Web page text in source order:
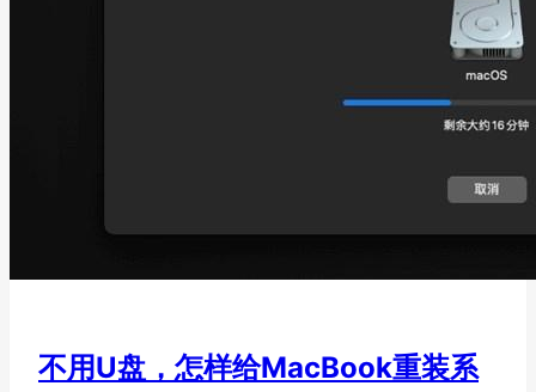
不用U盘，怎样给MacBook重装系